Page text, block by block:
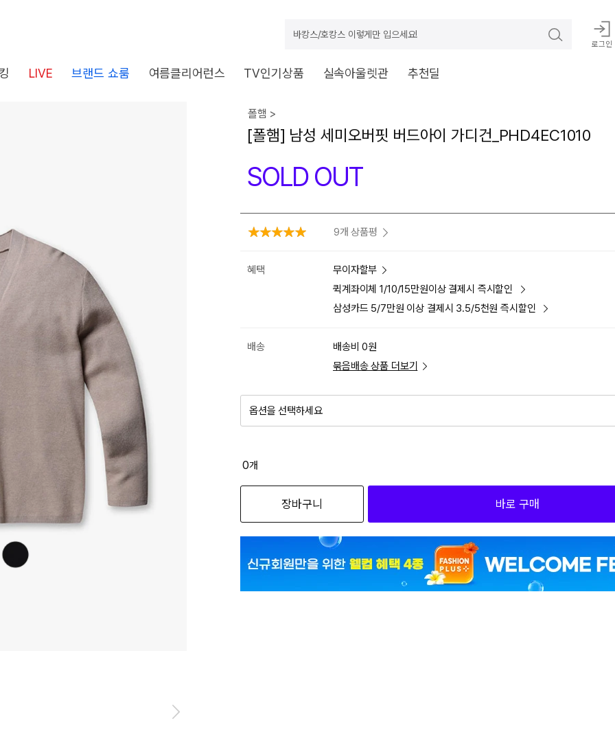
바캉스/호캉스 이렇게만 입으세요!
로그인
LIVE 브랜드 쇼룸 여름클리어런스 TV인기상품 실속아울렛관 추천딜
폴햄 >
[폴햄] 남성 세미오버핏 버드아이 가디건_PHD4EC1010
SOLD OUT
9개 상품평
혜택
무이자할부
퀵계좌이체 1/10/15만원이상 결제시 즉시할인
삼성카드 5/7만원 이상 결제시 3.5/5천원 즉시할인
배송
배송비 0원
묶음배송 상품 더보기
옵션을 선택하세요
0개
장바구니 바로 구매